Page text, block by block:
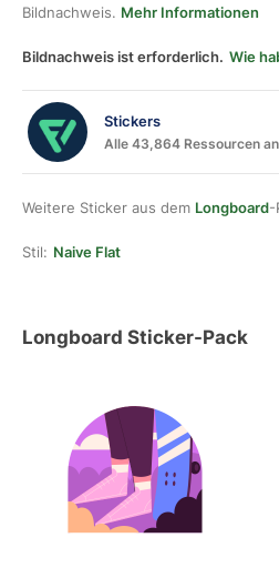
Bildnachweis. Mehr Informationen
Bildnachweis ist erforderlich. Wie
Stickers
Alle 43,864 Ressourcen
Weitere Sticker aus dem Longboard-
Stil: Naive Flat
Longboard Sticker-Pack